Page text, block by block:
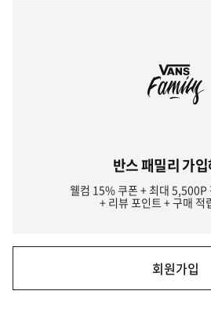
반스 패밀리 가
웰컴 15% 쿠폰 + 최대 5,500P
+ 리뷰 포인트 + 구매 적
회원가입